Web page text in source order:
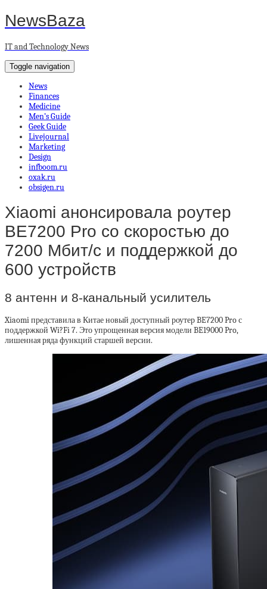
NewsBaza
IT and Technology News
Toggle navigation
News
Finances
Medicine
Men’s Guide
Geek Guide
Livejournal
Marketing
Design
infboom.ru
oxak.ru
obsigen.ru
Xiaomi анонсировала роутер
BE7200 Pro со скоростью до
7200 Мбит/с и поддержкой до
600 устройств
8 антенн и 8-канальный усилитель
Xiaomi представила в Китае новый доступный роутер BE7200 Pro с
поддержкой Wi?Fi 7. Это упрощенная версия модели BE19000 Pro,
лишенная ряда функций старшей версии.